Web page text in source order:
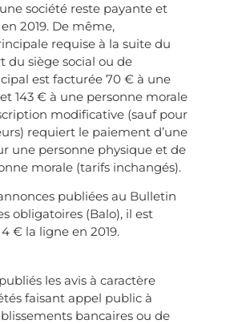
société reste payante et
2019. De même,
requise à la suite du
du siège social ou de
est facturée 70 € à une
143 € à une personne morale
modificative (sauf pour
requiert le paiement d’une
une personne physique et de
morale (tarifs inchangés).
publiées au Bulletin
obligatoires (Balo), il est
€ la ligne en 2019.
les avis à caractère
faisant appel public à
bancaires ou de